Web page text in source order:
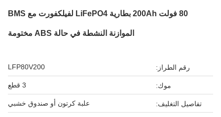
80 فولت 200Ah بطارية LiFePO4 لفيلكفورت مع BMS
الموازنة النشطة في حالة ABS مختومة
رقم الطراز: LFP80V200
موك: 3 قطع
تفاصيل التغليف: علبة كرتون أو صندوق خشبي